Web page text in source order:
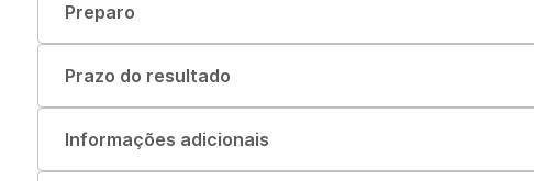
Preparo
Prazo do resultado
Informações adicionais